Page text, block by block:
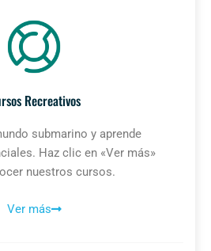
Recreativos
submarino y aprende
Haz clic en «Ver más»
nuestros cursos.
Ver más